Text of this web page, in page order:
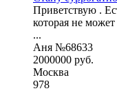
Приветствую .
которая не
...
Аня №68633
2000000 руб.
Москва
978